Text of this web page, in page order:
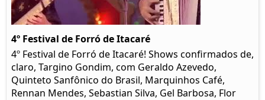
4º Festival de Forró de Itacaré
4º Festival de Forró de Itacaré! Shows confirmados de,
claro, Targino Gondim, com Geraldo Azevedo,
Quinteto Sanfônico do Brasil, Marquinhos Café,
Rennan Mendes, Sebastian Silva, Gel Barbosa, Flor